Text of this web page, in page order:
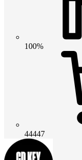
100%
44447